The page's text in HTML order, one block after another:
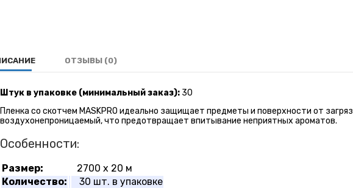
ОТЗЫВЫ (0)
Штук в упаковке (минимальный заказ): 30
Пленка со скотчем MASKPRO идеально защищает предметы и поверхности от
воздухонепроницаемый, что предотвращает впитывание неприятных ароматов.
Особенности:
Размер:
2700 х 20 м
Количество:
30 шт. в упаковке